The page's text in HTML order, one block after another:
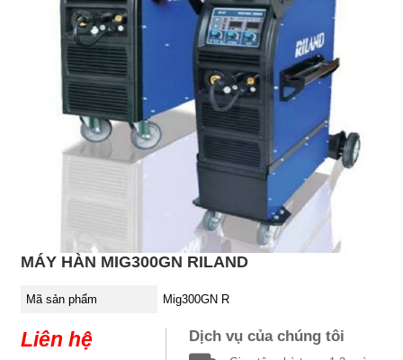
MÁY HÀN MIG300GN RILAND
Mã sản phẩm Mig300GN R
Liên hệ Dịch vụ của chúng tôi